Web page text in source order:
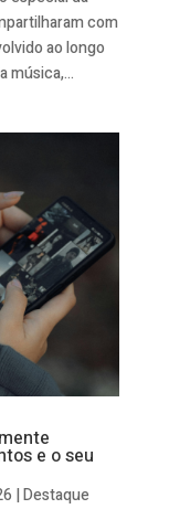
com
ao longo
música,...
e o seu
|Destaque